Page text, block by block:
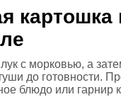
картошка
с морковью, а
до готовности.
блюдо или гарнир